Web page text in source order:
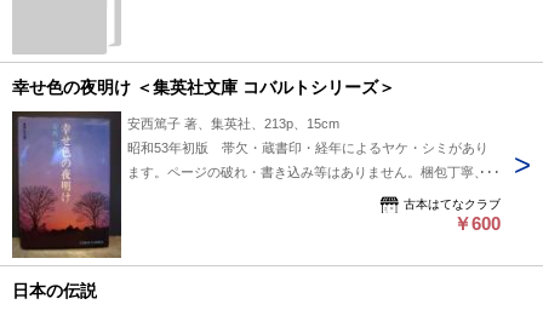
幸せ色の夜明け ＜集英社文庫 コバルトシリーズ＞
安西篤子 著、集英社、213p、15cm
昭和53年初版 帯欠・蔵書印・経年によるヤケ・シミがあり
ます。ページの破れ・書き込み等はありません。梱包丁寧、迅
速に発送します。東京都小金井市より発送します
古本はてなクラブ
￥600
日本の伝説